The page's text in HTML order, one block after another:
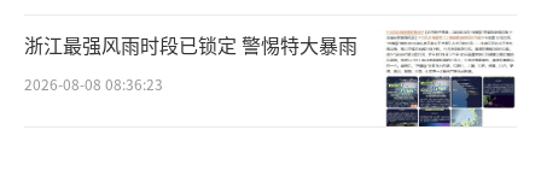
浙江最强风雨时段已锁定 警惕特大暴雨
2026-08-08 08:36:23